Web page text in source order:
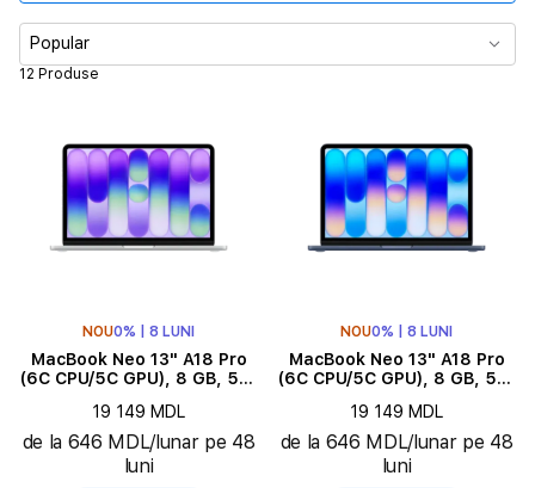
Numărul de nuclee CPU
Memorie
Diagonala ecranului
Culoare
Limba tastaturii
12 Produse
Popular
NOU0% | 8 LUNI
MacBook Neo 13" A18 Pro
(6C CPU/5C GPU), 8 GB, 512
19 149 MDL
de la 646 MDL/lunar pe 48
luni
NOU0% | 8 LUNI
MacBook Neo 13" A18 Pro
(6C CPU/5C GPU), 8 GB, 512
19 149 MDL
de la 646 MDL/lunar pe 48
luni